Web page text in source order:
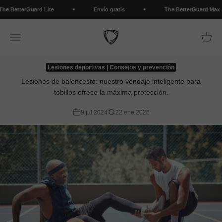
BetterGuard Lite Envío gratis The BetterGuard Max
Abrir menú de navegación
BETTERGUARDS
Abrir
Lesiones deportivas | Consejos y prevención
Lesiones de baloncesto: nuestro vendaje inteligente para
tobillos ofrece la máxima protección.
9 jul 2024 22 ene 2026